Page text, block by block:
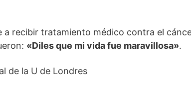
a recibir tratamiento médico contra el
«Diles que mi vida fue maravillosa».
de la U de Londres